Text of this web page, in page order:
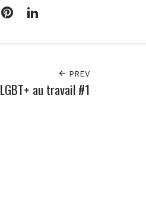
PREV
LGBT+ au travail #1